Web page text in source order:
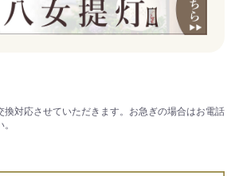
対応させていただきます。お急ぎの場合はお電話